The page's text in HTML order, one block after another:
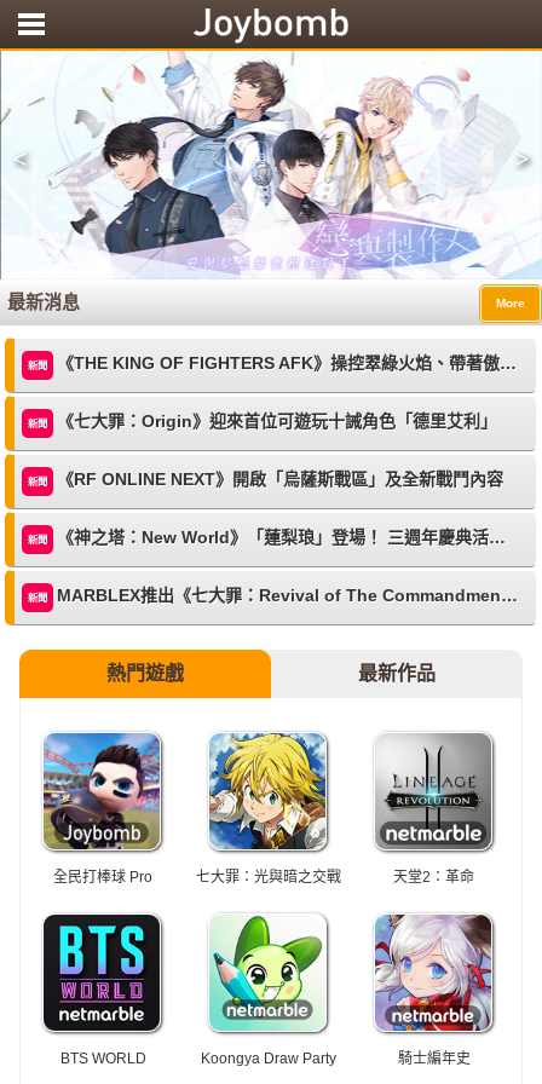
< >
最新消息 More
新聞 《THE KING OF FIGHTERS AFK》操控翠綠火焰、帶著傲慢笑容的格鬥家「阿修．克里門森」登場
新聞 《七大罪：Origin》迎來首位可遊玩十誡角色「德里艾利」
新聞 《RF ONLINE NEXT》開啟「烏薩斯戰區」及全新戰鬥內容
新聞 《神之塔：New World》「蓮梨琅」登場！ 三週年慶典活動持續進行中
新聞 MARBLEX推出《七大罪：Revival of The Commandments》NFT體驗
最新作品
熱門遊戲
全民打棒球 Pro 七大罪：光與暗之交戰 天堂2：革命
BTS WORLD Koongya Draw Party 騎士編年史